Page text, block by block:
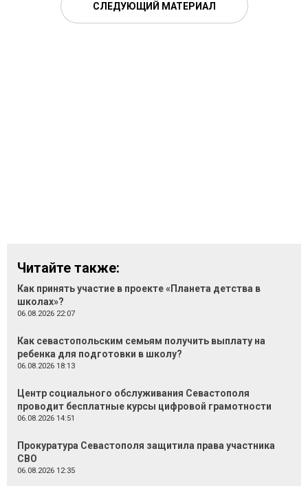
СЛЕДУЮЩИЙ МАТЕРИАЛ
Читайте также:
Как принять участие в проекте «Планета детства в
школах»?
06.08.2026 22:07
Как севастопольским семьям получить выплату на
ребенка для подготовки в школу?
06.08.2026 18:13
Центр социального обслуживания Севастополя
проводит бесплатные курсы цифровой грамотности
06.08.2026 14:51
Прокуратура Севастополя защитила права участника
СВО
06.08.2026 12:35